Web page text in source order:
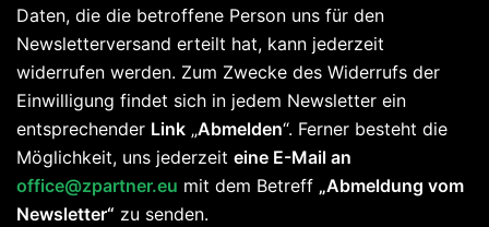
Daten, die die betroffene Person uns für den
Newsletterversand erteilt hat, kann jederzeit
widerrufen werden. Zum Zwecke des Widerrufs der
Einwilligung findet sich in jedem Newsletter ein
entsprechender Link „Abmelden“. Ferner besteht die
Möglichkeit, uns jederzeit eine E-Mail an
office@zpartner.eu mit dem Betreff „Abmeldung vom
Newsletter“ zu senden.